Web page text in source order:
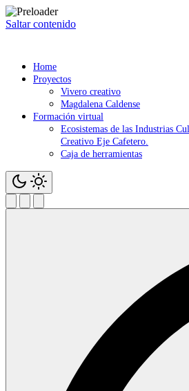
Saltar contenido
Home
Proyectos
Vivero creativo
Magdalena Caldense
Formación virtual
Ecosistemas de las Industrias
Creativo Eje Cafetero.
Caja de herramientas